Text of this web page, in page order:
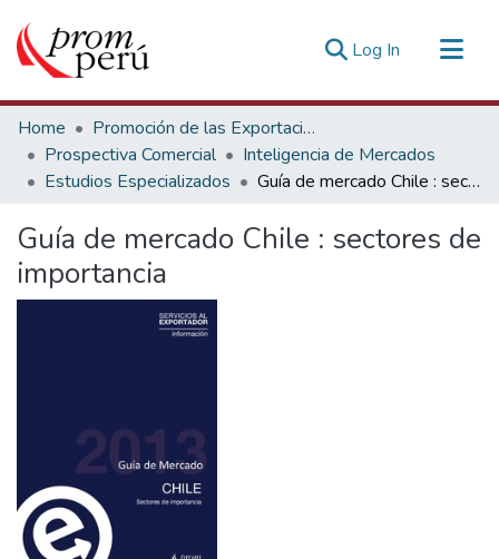
Log In (current)
Communities & Collections
All of DSpace
Statistics
Estadísticas Externas
Home
Promoción de las Exportaciones
Prospectiva Comercial
Inteligencia de Mercados
Estudios Especializados
Guía de mercado Chile : sectores de importancia
Guía de mercado Chile : sectores de
importancia